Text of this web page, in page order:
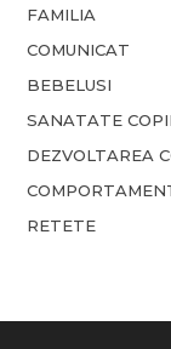
FAMILIA
COMUNICAT
BEBELUSI
SANATATE COPII
DEZVOLTAREA
RETETE